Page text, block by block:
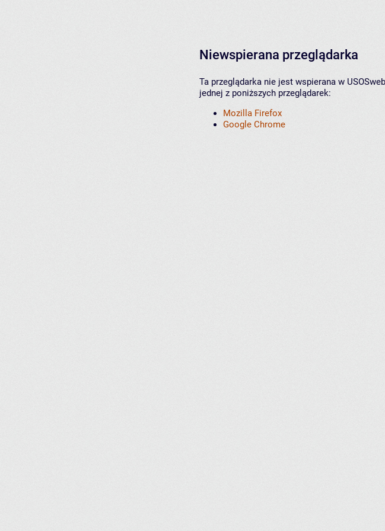
Niewspierana przeglądarka
Ta przeglądarka nie jest wspierana w
jednej z poniższych przeglądarek:
Mozilla Firefox
Google Chrome